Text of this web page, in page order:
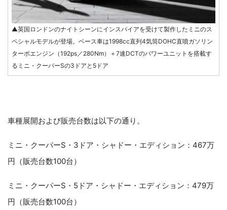
▲英国ロンドンのナイトシーンにインスパイアを受けて製作したミニのス
ペシャルモデルが登場。ベース車は1998cc直列4気筒DOHC直噴ガソリン
ターボエンジン（192ps／280Nm）＋7速DCTのパワーユニットを搭載す
るミニ・クーパーSの3ドアと5ドア
車種展開および販売台数は以下の通り。
ミニ・クーパーS・3ドア・シャドー・エディション：467万
円（販売台数100台）
ミニ・クーパーS・5ドア・シャドー・エディション：479万
円（販売台数100台）